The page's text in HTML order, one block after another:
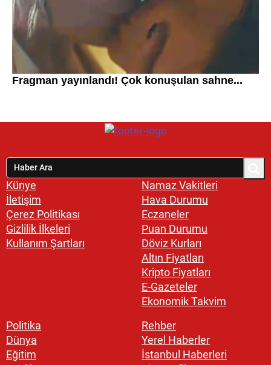
Künye
İletişim
Çerez Politikası
Gizlilik İlkeleri
Kullanım Şartları
Namaz Vakitleri
Hava Durumu
Eczaneler
Puan Durumu
Döviz Kurları
Altın Fiyatları
Kripto Fiyatları
E-Gazeteler
Ekonomik Takvim
Politika
Dünya
Eğitim
Rehber
Yerel Haberler
İstanbul Haberleri